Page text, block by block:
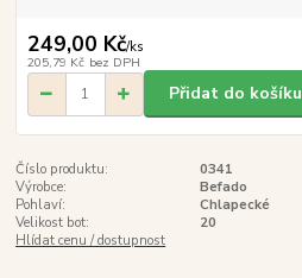
249,00 Kč/ks
205,79 Kč bez DPH
Přidat do košíku
Číslo produktu:
0341
Výrobce:
Befado
Pohlaví:
Chlapecké
Velikost bot:
20
Hlídat cenu / dostupnost